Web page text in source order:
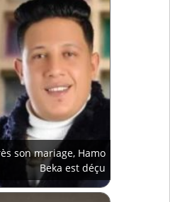
son mariage, Hamo
Beka est déçu